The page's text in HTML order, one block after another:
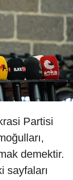
Partisi
demektir.
sayfaları